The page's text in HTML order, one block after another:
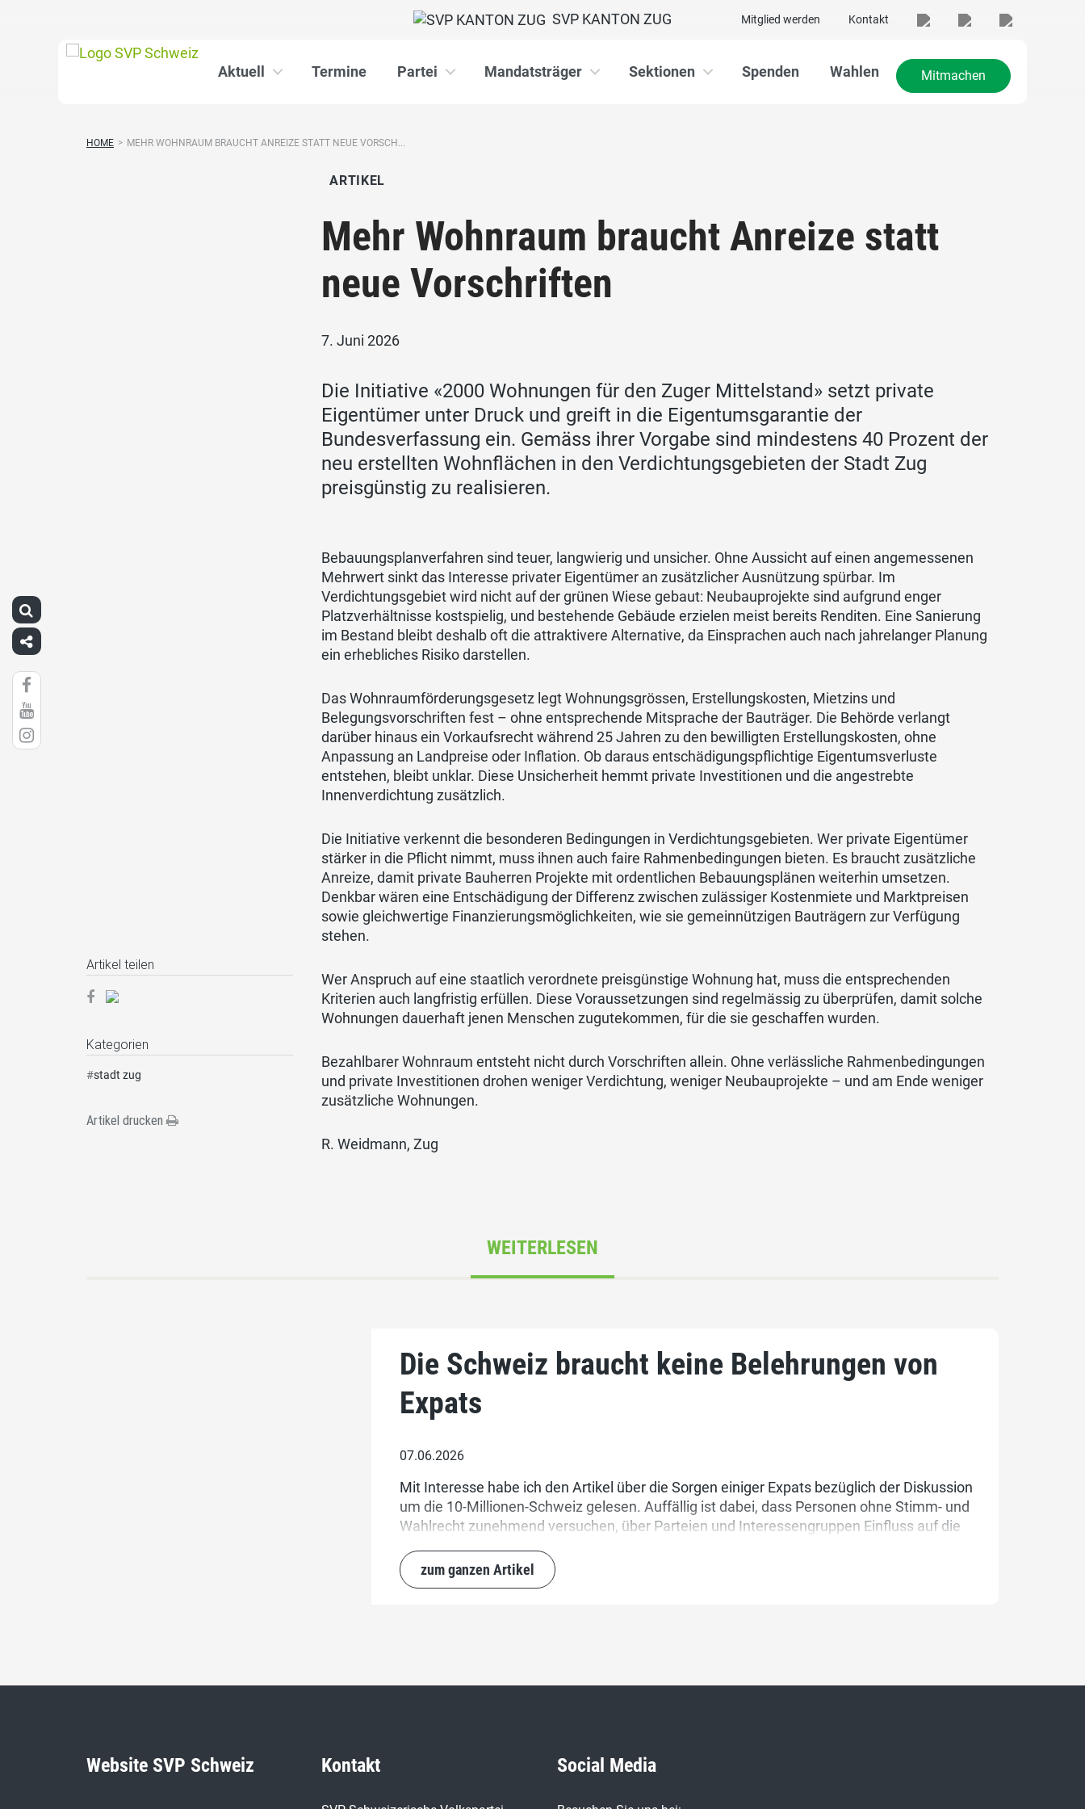
Mitglied werden Kontakt
SVP KANTON ZUG
Aktuell Termine Partei Mandatsträger Sektionen Spenden Wahlen Mitmachen
HOME > MEHR WOHNRAUM BRAUCHT ANREIZE STATT NEUE VORSCH...
ARTIKEL
Mehr Wohnraum braucht Anreize statt
neue Vorschriften
7. Juni 2026
Die Initiative «2000 Wohnungen für den Zuger Mittelstand» setzt private
Eigentümer unter Druck und greift in die Eigentumsgarantie der
Bundesverfassung ein. Gemäss ihrer Vorgabe sind mindestens 40 Prozent der
neu erstellten Wohnflächen in den Verdichtungsgebieten der Stadt Zug
preisgünstig zu realisieren.
Bebauungsplanverfahren sind teuer, langwierig und unsicher. Ohne Aussicht auf einen angemessenen
Mehrwert sinkt das Interesse privater Eigentümer an zusätzlicher Ausnützung spürbar. Im
Verdichtungsgebiet wird nicht auf der grünen Wiese gebaut: Neubauprojekte sind aufgrund enger
Platzverhältnisse kostspielig, und bestehende Gebäude erzielen meist bereits Renditen. Eine Sanierung
im Bestand bleibt deshalb oft die attraktivere Alternative, da Einsprachen auch nach jahrelanger Planung
ein erhebliches Risiko darstellen.
Das Wohnraumförderungsgesetz legt Wohnungsgrössen, Erstellungskosten, Mietzins und
Belegungsvorschriften fest – ohne entsprechende Mitsprache der Bauträger. Die Behörde verlangt
darüber hinaus ein Vorkaufsrecht während 25 Jahren zu den bewilligten Erstellungskosten, ohne
Anpassung an Landpreise oder Inflation. Ob daraus entschädigungspflichtige Eigentumsverluste
entstehen, bleibt unklar. Diese Unsicherheit hemmt private Investitionen und die angestrebte
Innenverdichtung zusätzlich.
Die Initiative verkennt die besonderen Bedingungen in Verdichtungsgebieten. Wer private Eigentümer
stärker in die Pflicht nimmt, muss ihnen auch faire Rahmenbedingungen bieten. Es braucht zusätzliche
Anreize, damit private Bauherren Projekte mit ordentlichen Bebauungsplänen weiterhin umsetzen.
Denkbar wären eine Entschädigung der Differenz zwischen zulässiger Kostenmiete und Marktpreisen
sowie gleichwertige Finanzierungsmöglichkeiten, wie sie gemeinnützigen Bauträgern zur Verfügung
stehen.
Wer Anspruch auf eine staatlich verordnete preisgünstige Wohnung hat, muss die entsprechenden
Kriterien auch langfristig erfüllen. Diese Voraussetzungen sind regelmässig zu überprüfen, damit solche
Wohnungen dauerhaft jenen Menschen zugutekommen, für die sie geschaffen wurden.
Bezahlbarer Wohnraum entsteht nicht durch Vorschriften allein. Ohne verlässliche Rahmenbedingungen
und private Investitionen drohen weniger Verdichtung, weniger Neubauprojekte – und am Ende weniger
zusätzliche Wohnungen.
R. Weidmann, Zug
Artikel teilen
Kategorien
#stadt zug
Artikel drucken
WEITERLESEN
Die Schweiz braucht keine Belehrungen von
Expats
07.06.2026
Mit Interesse habe ich den Artikel über die Sorgen einiger Expats bezüglich der Diskussion
um die 10-Millionen-Schweiz gelesen. Auffällig ist dabei, dass Personen ohne Stimm- und
Wahlrecht zunehmend versuchen, über Parteien und Interessengruppen Einfluss auf die
werden.
zum ganzen Artikel
Website SVP Schweiz Kontakt Social Media